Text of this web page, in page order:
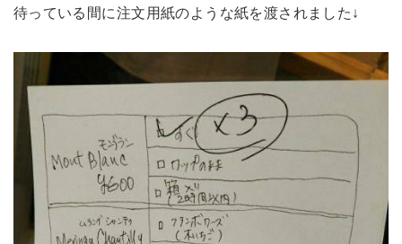
待っている間に注文用紙のような紙を渡されました↓